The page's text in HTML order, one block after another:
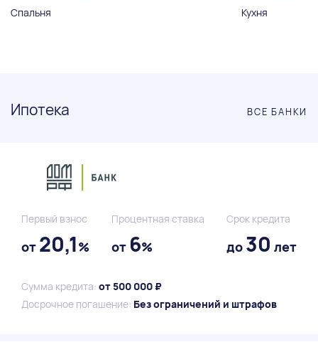
Спальня Кухня
Ипотека ВСЕ БАНКИ
Первый взнос
от 20,1%
Процентная ставка
от 6%
Срок кредита
до 30 лет
Сумма кредита: от 500 000 ₽
Досрочное погашение: Без ограничений и штрафов